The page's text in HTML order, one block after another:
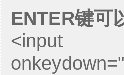
ENTER键可
<input